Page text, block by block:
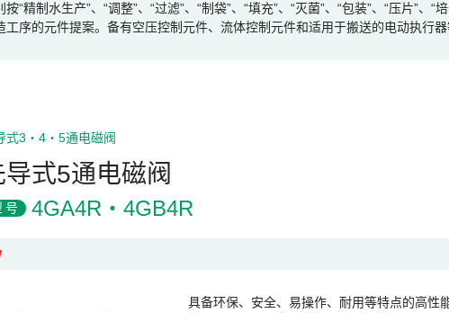
按“精制水生产”、“调整”、“过滤”、“制袋”、“填充”、“灭菌”、“包装”、“压片”、
工序的元件提案。备有空压控制元件、流体控制元件和适用于搬送的电动执行器
式3・4・5通电磁阀
导式5通电磁阀
号 4GA4R・4GB4R
具备环保、安全、易操作、耐用等特点的高性